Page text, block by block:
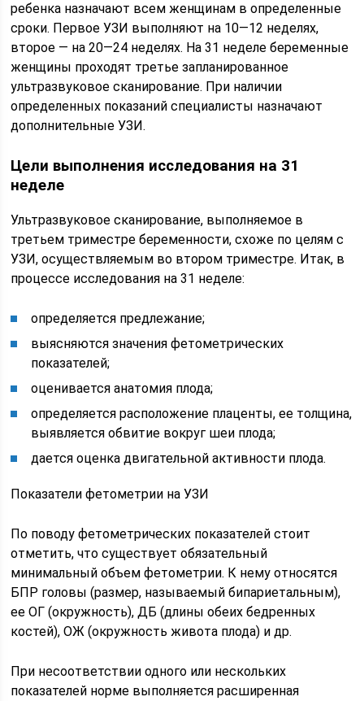
ребенка назначают всем женщинам в определенные
сроки. Первое УЗИ выполняют на 10—12 неделях,
второе — на 20—24 неделях. На 31 неделе беременные
женщины проходят третье запланированное
ультразвуковое сканирование. При наличии
определенных показаний специалисты назначают
дополнительные УЗИ.
Цели выполнения исследования на 31
неделе
Ультразвуковое сканирование, выполняемое в
третьем триместре беременности, схоже по целям с
УЗИ, осуществляемым во втором триместре. Итак, в
процессе исследования на 31 неделе:
определяется предлежание;
выясняются значения фетометрических
показателей;
оценивается анатомия плода;
определяется расположение плаценты, ее толщина,
выявляется обвитие вокруг шеи плода;
дается оценка двигательной активности плода.
Показатели фетометрии на УЗИ
По поводу фетометрических показателей стоит
отметить, что существует обязательный
минимальный объем фетометрии. К нему относятся
БПР головы (размер, называемый бипариетальным),
ее ОГ (окружность), ДБ (длины обеих бедренных
костей), ОЖ (окружность живота плода) и др.
При несоответствии одного или нескольких
показателей норме выполняется расширенная